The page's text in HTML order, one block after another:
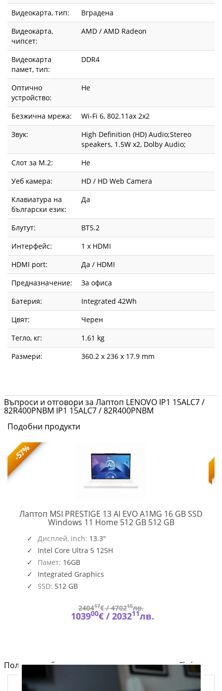
Видеокарта, тип:
Вградена
Видеокарта,
чипсет:
AMD / AMD Radeon
Видеокарта
памет, тип:
DDR4
Оптично
устройство:
Не
Безжична мрежа:
Wi-Fi 6, 802.11ax 2x2
Звук:
High Definition (HD) Audio;Stereo
speakers, 1.5W x2, Dolby Audio;
Слот за М.2:
Не
Уеб камера:
HD / HD Web Camera
Клавиатура на
български език:
Да
Блутут:
BT5.2
Интерфейс:
1 x HDMI
HDMI port:
Да / HDMI
Предназначение:
За офиса
Батерия:
Integrated 42Wh
Цвят:
Черен
Тегло, кг:
1.61 kg
Размери:
360.2 x 236 x 17.9 mm
Въпроси и отговори за Лаптоп LENOVO IP1 15ALC7 /
82R400PNBM IP1 15ALC7 / 82R400PNBM
Подобни продукти
-57%
Лаптоп MSI PRESTIGE 13 AI EVO A1MG 16 GB SSD
Windows 11 Home 512 GB 512 GBPRESTIGE
Дисплей, inch: 13.3"
Intel Core Ultra 5 125H
Памет: 16GB
Integrated Graphics
SSD: 512 GB
240417€ /470215лв.
103900€ /203211лв.
Полезно от блога за компютри и лаптопи на Fly.bg